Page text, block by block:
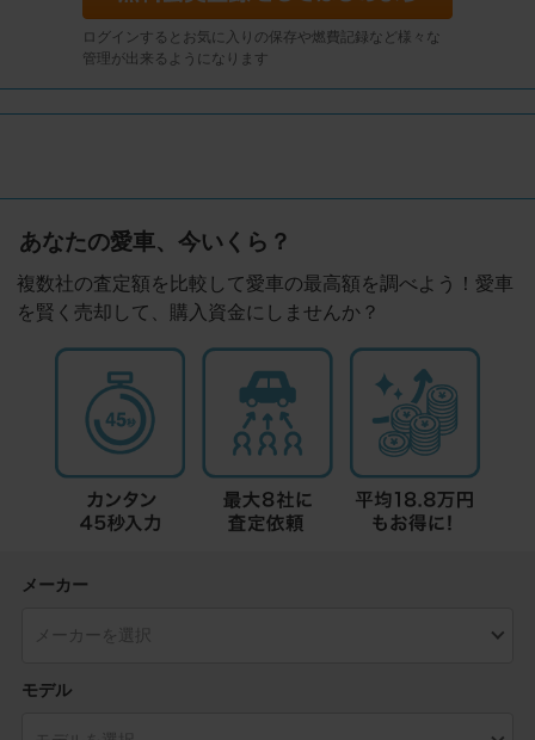
ログインするとお気に入りの保存や燃費記録など様々な
管理が出来るようになります
あなたの愛車、今いくら？
複数社の査定額を比較して愛車の最高額を調べよう！愛車
を賢く売却して、購入資金にしませんか？
メーカー
モデル